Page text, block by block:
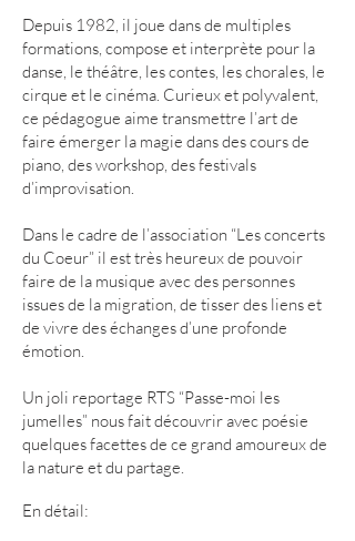
Depuis 1982, il joue dans de multiples
formations, compose et interprète pour la
danse, le théâtre, les contes, les chorales, le
cirque et le cinéma. Curieux et polyvalent,
ce pédagogue aime transmettre l’art de
faire émerger la magie dans des cours de
piano, des workshop, des festivals
d’improvisation.
Dans le cadre de l’association “Les concerts
du Coeur” il est très heureux de pouvoir
faire de la musique avec des personnes
issues de la migration, de tisser des liens et
de vivre des échanges d’une profonde
émotion.
Un joli reportage RTS “Passe-moi les
jumelles” nous fait découvrir avec poésie
quelques facettes de ce grand amoureux de
la nature et du partage.
En détail: